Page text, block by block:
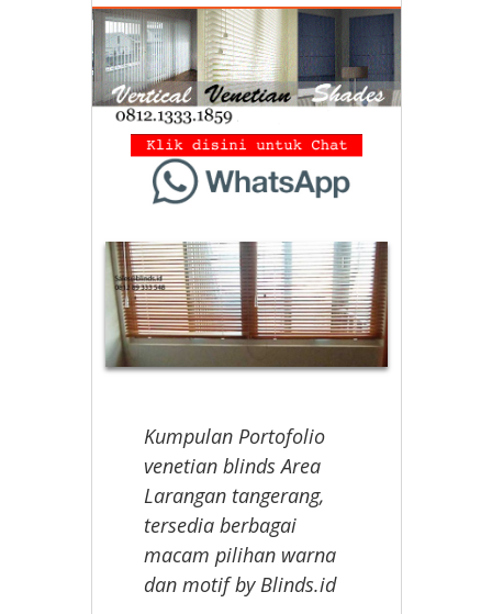
Kumpulan Portofolio
venetian blinds Area
Larangan tangerang,
tersedia berbagai
macam pilihan warna
dan motif by Blinds.id